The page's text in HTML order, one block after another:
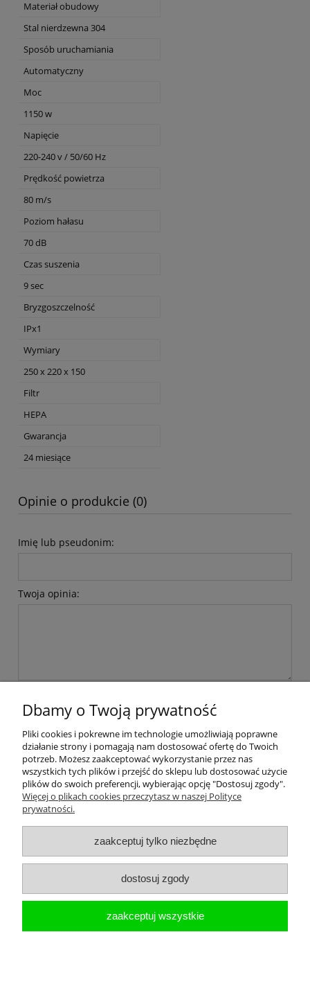
Materiał obudowy
Stal nierdzewna 304
Sposób uruchamiania
Automatyczny
Moc
1150 w
Napięcie
220-240 v / 50/60 Hz
Prędkość powietrza
80 m/s
Poziom hałasu
70 dB
Czas suszenia
9 sec
Bryzgoszczelność
IPx1
Wymiary
250 x 220 x 150
Filtr
HEPA
Gwarancja
24 miesiące
Opinie o produkcie (0)
Imię lub pseudonim:
Twoja opinia:
Płatności i dostawa
Kolekcje
Moje konto
O nas
Dbamy o Twoją prywatność
Pliki cookies i pokrewne im technologie umożliwiają poprawne
działanie strony i pomagają nam dostosować ofertę do Twoich
potrzeb. Możesz zaakceptować wykorzystanie przez nas
wszystkich tych plików i przejść do sklepu lub dostosować użycie
plików do swoich preferencji, wybierając opcję "Dostosuj zgody".
Więcej o plikach cookies przeczytasz w naszej Polityce
prywatności.
zaakceptuj tylko niezbędne
dostosuj zgody
zaakceptuj wszystkie